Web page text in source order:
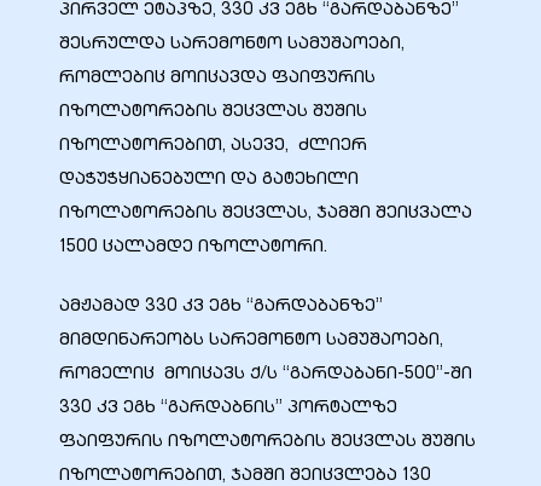
პირველ ეტაპზე, 330 კვ ეგხ “გარდაბანზე”
შესრულდა სარემონტო სამუშაოები,
რომლებიც მოიცავდა ფაიფურის
იზოლატორების შეცვლას შუშის
იზოლატორებით, ასევე, ძლიერ
დაჭუჭყიანებული და გატეხილი
იზოლატორების შეცვლას, ჯამში შეიცვალა
1500 ცალამდე იზოლატორი.
ამჟამად 330 კვ ეგხ “გარდაბანზე”
მიმდინარეობს სარემონტო სამუშაოები,
რომელიც მოიცავს ქ/ს “გარდაბანი-500”-ში
330 კვ ეგხ “გარდაბნის” პორტალზე
ფაიფურის იზოლატორების შეცვლას შუშის
იზოლატორებით, ჯამში შეიცვლება 130